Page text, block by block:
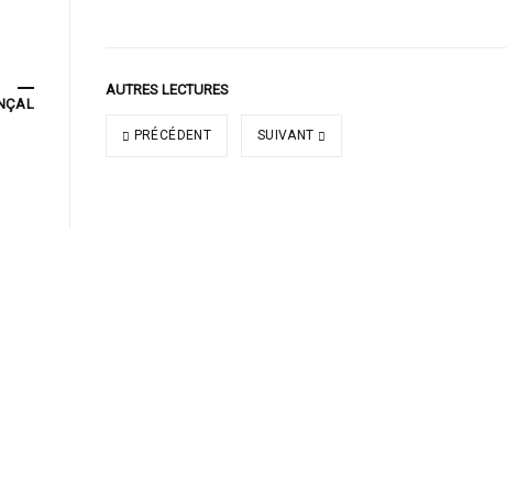
AUTRES LECTURES
PRÉCÉDENT SUIVANT